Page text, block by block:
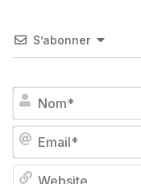
S’abonner